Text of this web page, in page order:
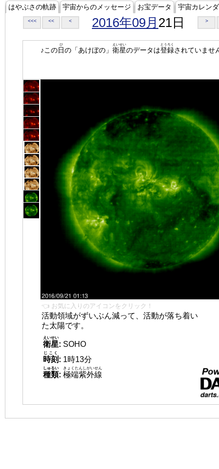
はやぶさの軌跡 宇宙からのメッセージ お宝データ 宇宙カレン
<<< << < 2016年09月 21日 >
♪この日
ひ
の「あけぼの」 衛星
えいせい
のデータは登録
とうろく
されていませ
👈 お気に入りのアイコンをクリック！
活動領域がずいぶん減って、活動が落ち着い
た太陽です。
衛星
えいせい
: SOHO
時刻
じこく
: 1時13分
種類
しゅるい
: 極端紫外線
きょくたんしがいせん